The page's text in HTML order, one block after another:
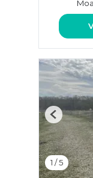
1 /5
Previous